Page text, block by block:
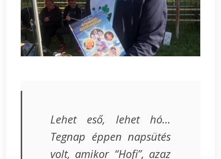
Lehet eső, lehet hó…
Tegnap éppen napsütés
volt, amikor “Hofi”, azaz